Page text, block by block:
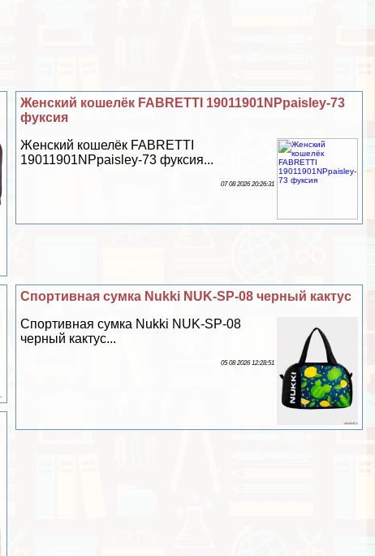
Женский кошелёк FABRETTI 19011901NPpaisley-73
фуксия
Женский кошелёк FABRETTI
19011901NPpaisley-73 фуксия...
07 08 2026 20:26:31
Спортивная сумка Nukki NUK-SP-08 черный кактус
Спортивная сумка Nukki NUK-SP-08
черный кактус...
05 08 2026 12:28:51